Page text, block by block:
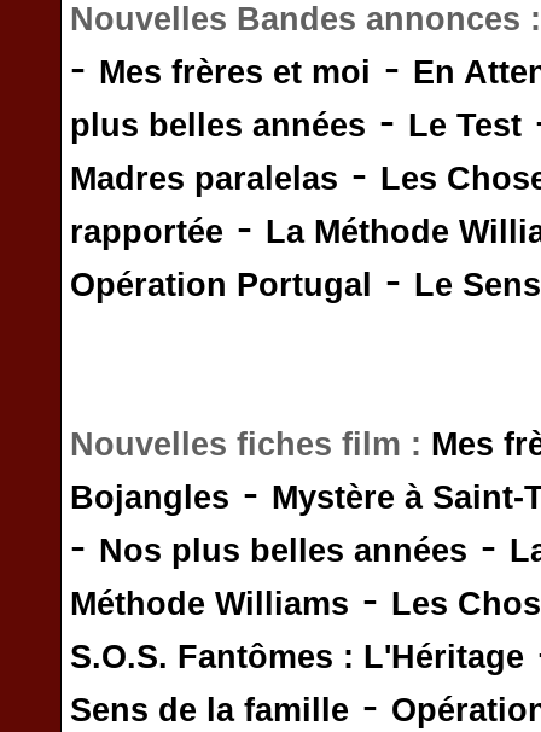
Nouvelles Bandes annonces
- Mes frères et moi - En
plus belles années - Le Test
Madres paralelas - Les
rapportée - La Méthode
Opération Portugal
- Le
Nouvelles fiches film : Mes
Bojangles - Mystère à Saint-
- Nos plus belles années -
Méthode Williams - Les
S.O.S. Fantômes : L'Héritage
Sens de la famille -